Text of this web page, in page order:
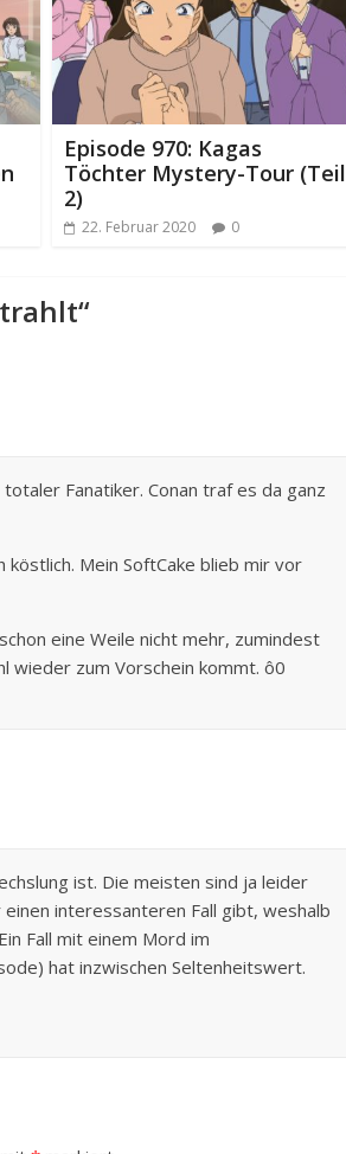
Episode 970: Kagas
Töchter Mystery-Tour (Teil
2)
22. Februar 2020 0
“
Fanatiker. Conan traf es da ganz
Mein SoftCake blieb mir vor
eine Weile nicht mehr, zumindest
wieder zum Vorschein kommt. ô0
ist. Die meisten sind ja leider
interessanteren Fall gibt, weshalb
Fall mit einem Mord im
hat inzwischen Seltenheitswert.